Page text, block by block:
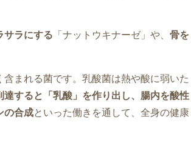
サラにする 「ナットウキナーゼ」や、 骨を
まれる菌です。乳酸菌は熱や酸に弱いた
達すると「乳酸」を作り出し、腸内を酸性
の合成といった働きを通して、全身の健康